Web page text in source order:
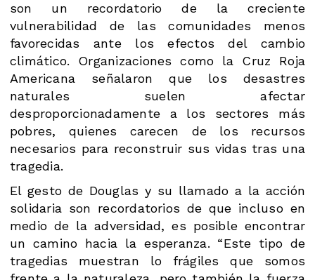
son un recordatorio de la creciente
vulnerabilidad de las comunidades menos
favorecidas ante los efectos del cambio
climático. Organizaciones como la Cruz Roja
Americana señalaron que los desastres
naturales suelen afectar
desproporcionadamente a los sectores más
pobres, quienes carecen de los recursos
necesarios para reconstruir sus vidas tras una
tragedia.
El gesto de Douglas y su llamado a la acción
solidaria son recordatorios de que incluso en
medio de la adversidad, es posible encontrar
un camino hacia la esperanza. “Este tipo de
tragedias muestran lo frágiles que somos